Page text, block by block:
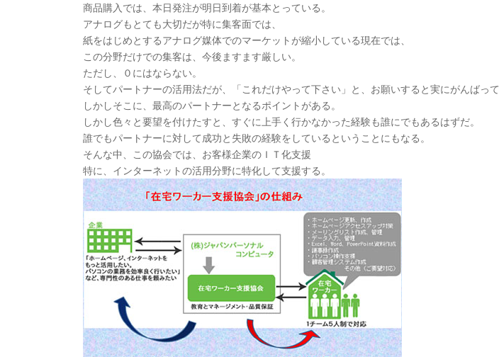
商品購入では、本日発注が明日到着が基本とっている。
アナログもとても大切だが特に集客面では、
紙をはじめとするアナログ媒体でのマーケットが縮小している現在では、
この分野だけでの集客は、今後ますます厳しい。
ただし、０にはならない。
そしてパートナーの活用法だが、「これだけやって下さい」と、お願いすると実にがんばって
しかしそこに、最高のパートナーとなるポイントがある。
しかし色々と要望を付けたすと、すぐに上手く行かなかった経験も誰にでもあるはずだ。
誰でもパートナーに対して成功と失敗の経験をしているということにもなる。
そんな中、この協会では、お客様企業のＩＴ化支援
特に、インターネットの活用分野に特化して支援する。